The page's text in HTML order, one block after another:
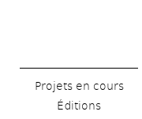
Projets en cours
Éditions